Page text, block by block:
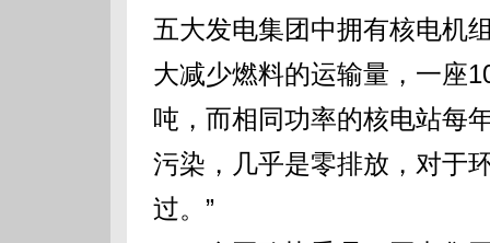
五大发电集团中拥有核电机
大减少燃料的运输量，一座
吨，而相同功率的核电站每
污染，几乎是零排放，对于
过。”